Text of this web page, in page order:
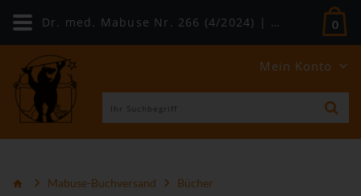
Mein Konto
0
Mabuse-Buchversand
Bücher
Dr. med. Mabuse Nr. 266 (4/2024) | Mabuse-Verlag